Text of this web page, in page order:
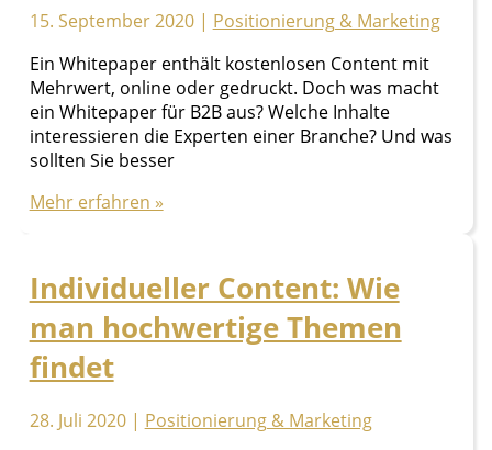
15. September 2020 | Positionierung & Marketing
Ein Whitepaper enthält kostenlosen Content mit
Mehrwert, online oder gedruckt. Doch was macht
ein Whitepaper für B2B aus? Welche Inhalte
interessieren die Experten einer Branche? Und was
sollten Sie besser
Was
B2B
besonders
macht
(und
was
Mehr erfahren »
Individueller Content: Wie
man hochwertige Themen
findet
28. Juli 2020 | Positionierung & Marketing